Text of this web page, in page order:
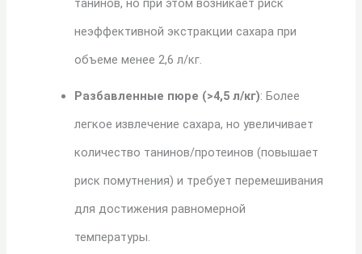
танинов, но при этом возникает риск
неэффективной экстракции сахара при
объеме менее 2,6 л/кг.
Разбавленные пюре (>4,5 л/кг): Более
легкое извлечение сахара, но увеличивает
количество танинов/протеинов (повышает
риск помутнения) и требует перемешивания
для достижения равномерной
температуры.